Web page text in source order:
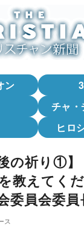
ン
チャ
ヒロ
の祈り①
教えてく
員会委員
ス